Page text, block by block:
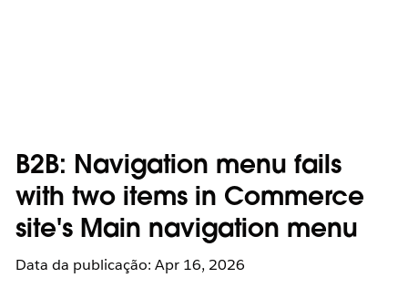
B2B: Navigation menu fails
with two items in Commerce
site's Main navigation menu
Data da publicação: Apr 16, 2026